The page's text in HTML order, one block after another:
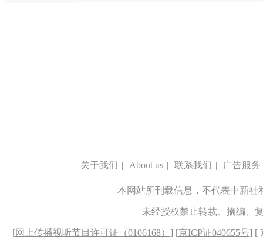
关于我们 | About us | 联系我们 | 广告服务
本网站所刊载信息，不代表中新
未经授权禁止转载、摘编、
[网上传播视听节目许可证（0106168） ] [京ICP证040655号] [